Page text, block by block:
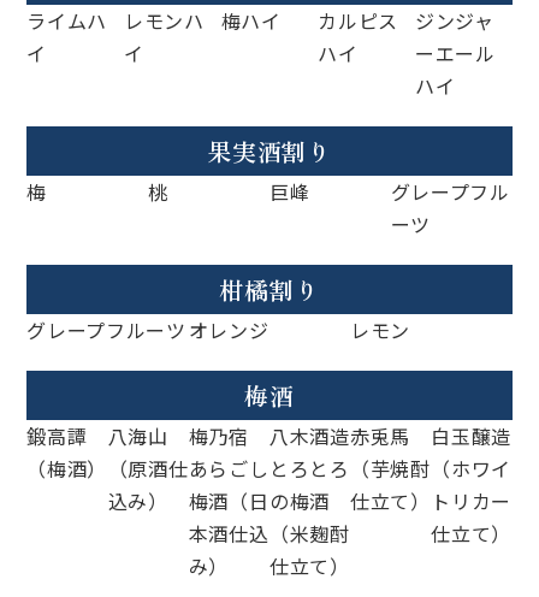
ライムハ
イ
レモンハ
イ
梅ハイ
カルピス
ハイ
ジンジャ
ーエール
ハイ
果実酒割り
梅 桃 巨峰
グレープフル
ーツ
柑橘割り
グレープフルーツ オレンジ レモン
梅酒
鍛高譚
（梅酒）
八海山
（原酒仕
込み）
梅乃宿
あらごし
梅酒（日
本酒仕込
み）
八木酒造
とろとろ
の梅酒
（米麹酎
仕立て）
赤兎馬
（芋焼酎
仕立て）
白玉醸造
（ホワイ
トリカー
仕立て）